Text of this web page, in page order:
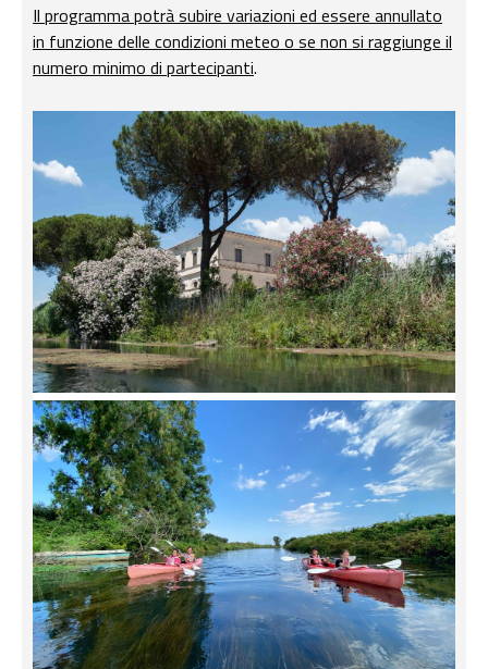
Il programma potrà subire variazioni ed essere annullato
in funzione delle condizioni meteo o se non si raggiunge il
numero minimo di partecipanti.